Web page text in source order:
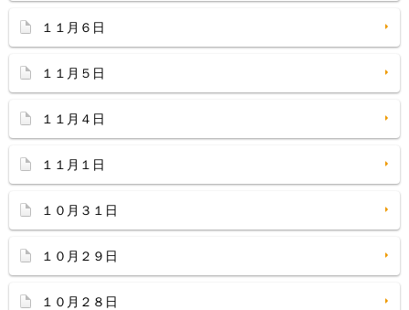
１１月６日
１１月５日
１１月４日
１１月１日
１０月３１日
１０月２９日
１０月２８日